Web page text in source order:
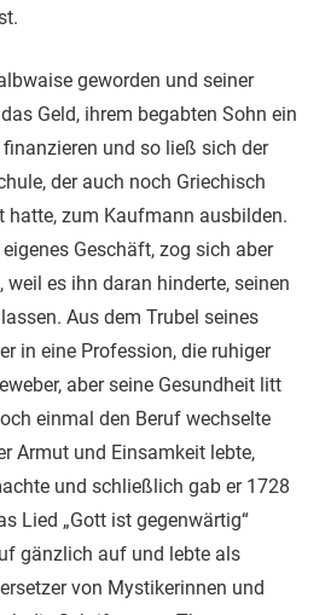
geworden und seiner
Geld, ihrem begabten Sohn ein
und so ließ sich der
der auch noch Griechisch
hatte, zum Kaufmann ausbilden.
Geschäft, zog sich aber
weil es ihn daran hinderte, seinen
Aus dem Trubel seines
in eine Profession, die ruhiger
aber seine Gesundheit litt
einmal den Beruf wechselte
Armut und Einsamkeit lebte,
und schließlich gab er 1728
Lied „Gott ist gegenwärtig“
gänzlich auf und lebte als
von Mystikerinnen und